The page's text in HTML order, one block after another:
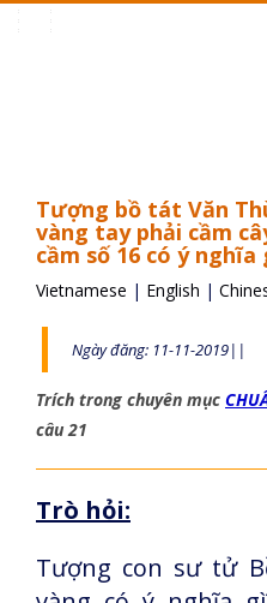
Tượng bồ tát Văn
vàng tay phải cầm
cầm số 16 có ý nghĩa
Vietnamese | English |
Ngày đăng: 11-11-2019||
Trích trong chuyên mục
câu 21
Trò hỏi:
Tượng con sư tử